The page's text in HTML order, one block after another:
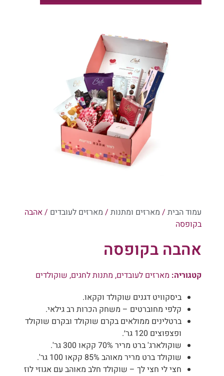
עמוד הבית/מארזים ומתנות/מארזים לעובדים/ אהבה
בקופסה
אהבה בקופסה
קטגוריה:מארזים לעובדים,מתנות לחגים,שוקולדים
ביסקוויט דגנים שוקולד וקקאו.
קלפי מחוברטים – משחק הכרות רב גילאי.
ברטלינים ממולאים בקרם שוקולד ובקרם שוקולד
ופצפוצים 120 גר׳.
שוקולארג' ברט מריר 70% קקאו 300 גר'.
שוקולד ברט מריר מאוהב 85% קקאו 100 גר'.
חצי לי חצי לך – שוקולד חלב מאוהב עם אגוזי לוז